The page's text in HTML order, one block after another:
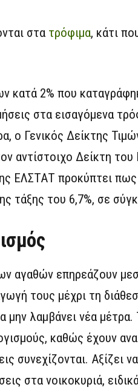
στα τρόφιμα, κάτι
κατά 2% που
στα εισαγόμενα
ο Γενικός Δείκτης
αντίστοιχο Δείκτη
ΕΛΣΤΑΤ προκύπτει
τάξης του 6,7%, σε
αγαθών επηρεάζουν
τους μέχρι τη
μην λαμβάνει νέα
καθώς έχουν
συνεχίζονται. Αξίζει
στα νοικοκυριά,